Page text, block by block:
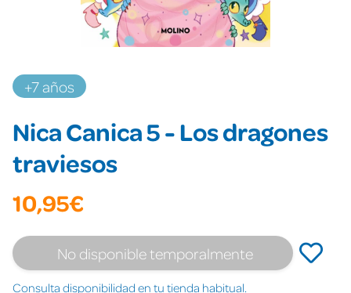
+7 años
Nica Canica 5 - Los dragones
traviesos
10,95€
No disponible temporalmente
Consulta disponibilidad en tu tienda habitual.